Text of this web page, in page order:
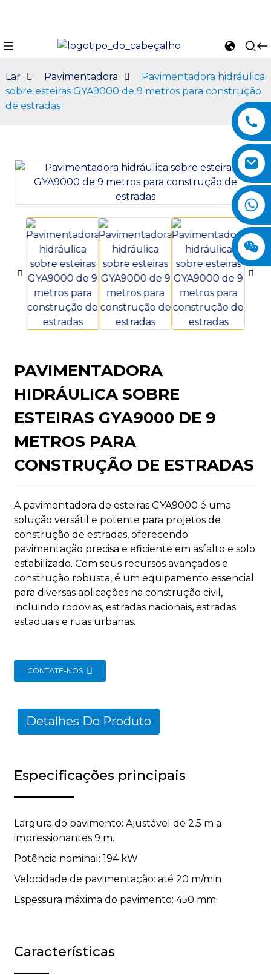
Lar Pavimentadora
Pavimentadora hidráulica
sobre esteiras GYA9000 de 9 metros para construção
de estradas
PAVIMENTADORA
HIDRÁULICA SOBRE
ESTEIRAS GYA9000 DE 9
METROS PARA
CONSTRUÇÃO DE ESTRADAS
A pavimentadora de esteiras GYA9000 é uma
solução versátil e potente para projetos de
construção de estradas, oferecendo
pavimentação precisa e eficiente em asfalto e solo
estabilizado. Com seus recursos avançados e
construção robusta, é um equipamento essencial
para diversas aplicações na construção civil,
incluindo rodovias, estradas nacionais, estradas
estaduais e ruas urbanas.
CONTATE-NOS
Detalhes Do Produto
Especificações principais
Largura do pavimento: Ajustável de 2,5 m a
impressionantes 9 m.
Potência nominal: 194 kW
Velocidade de pavimentação: até 20 m/min
Espessura máxima do pavimento: 450 mm
Características